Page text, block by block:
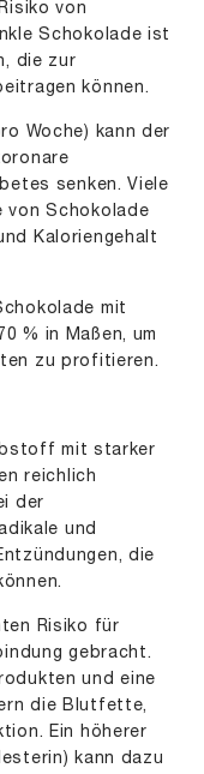
von
Schokolade ist
die zur
können.
Woche) kann der
senken. Viele
von Schokolade
Kaloriengehalt
mit
% in Maßen, um
zu profitieren.
mit starker
reichlich
der
und
die
Risiko für
gebracht.
und eine
die Blutfette,
Ein höherer
kann dazu